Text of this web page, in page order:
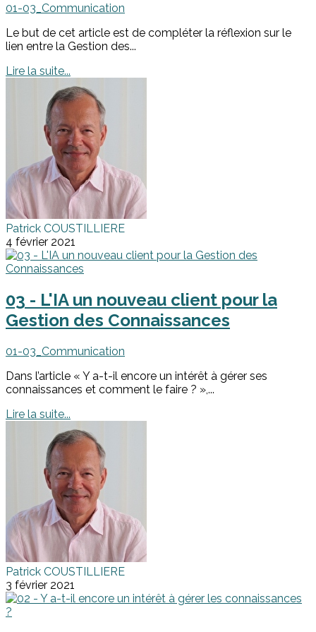
01-03_Communication
Le but de cet article est de compléter la réflexion sur le
lien entre la Gestion des...
Lire la suite...
Patrick COUSTILLIERE
4 février 2021
03 - L'IA un nouveau client pour la
Gestion des Connaissances
01-03_Communication
Dans l’article « Y a-t-il encore un intérêt à gérer ses
connaissances et comment le faire ? »,...
Lire la suite...
Patrick COUSTILLIERE
3 février 2021